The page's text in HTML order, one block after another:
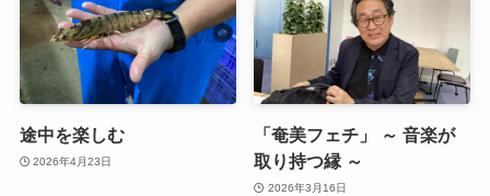
途中を楽しむ
2026年4月23日
「奄美フェチ」 ～ 音楽が
取り持つ縁 ～
2026年3月16日